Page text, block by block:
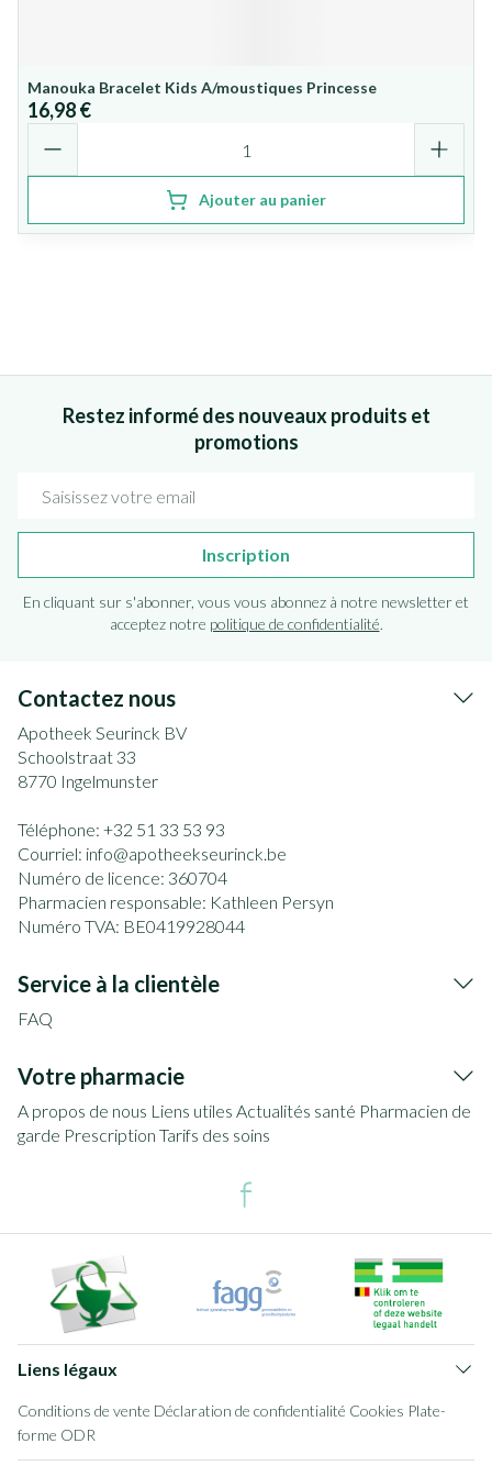
Manouka Bracelet Kids A/moustiques Princesse
16,98 €
Ajouter au panier
Restez informé des nouveaux produits et
promotions
Inscription
En cliquant sur s'abonner, vous vous abonnez à notre newsletter et
acceptez notre politique de confidentialité.
Contactez nous
Apotheek Seurinck BV
Schoolstraat 33
8770 Ingelmunster
Téléphone: +32 51 33 53 93
Courriel: info@apotheekseurinck.be
Numéro de licence: 360704
Pharmacien responsable: Kathleen Persyn
Numéro TVA: BE0419928044
Service à la clientèle
FAQ
Votre pharmacie
A propos de nous Liens utiles Actualités santé Pharmacien de
garde Prescription Tarifs des soins
Liens légaux
Conditions de vente Déclaration de confidentialité Cookies Plate-
forme ODR